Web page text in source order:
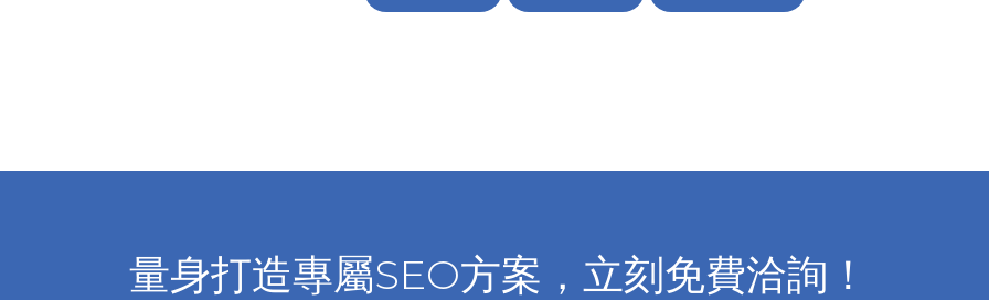
量身打造專屬SEO方案，立刻免費洽詢！